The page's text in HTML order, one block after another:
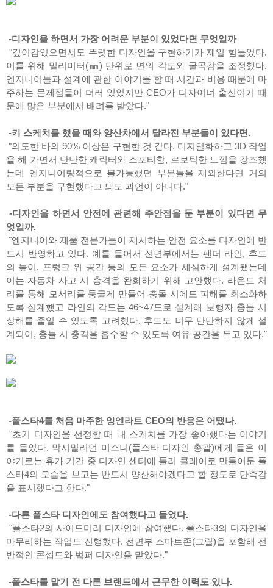
-디자인을 하면서 가장 어려운 부분이 있었다면 무엇일까
"깊이감있으면서도 뚜렷한 디자인을 구현하기가 제일 힘들었다.
이를 위해 밀리미터(㎜) 단위로 면의 각도와 굴곡감을 조정했다.
엔지니어들과 설계에 관한 이야기를 할 때 시간과 비용 때문에 마
주하는 문제점들이 더러 있었지만 CEO가 디자이너 출신이기 때
문에 많은 부분에서 배려를 받았다."
-키 스케치를 했을 때와 양산차에서 달라진 부분들이 있다면.
"의도한 바의 90% 이상은 구현한 것 같다. 디지털화하고 3D 작업
을 해 가면서 단단한 캐릭터와 스포티함, 로보틱한 느낌을 강조했
는데 엔지니어링적으로 불가능했던 부분들을 제외한다면 거의
모든 부분을 구현했다고 봐도 과언이 아니다."
-디자인을 하면서 안전에 관련해 주안점을 둔 부분이 있다면 무
엇일까.
"엔지니어와 제품 전문가들이 제시하는 안전 요소를 디자인에 반
드시 반영하고 있다. 예를 들어서 전면부에서는 펜더 라인, 후드
의 높이, 프렁크 위 공간 등의 모든 요소가 세심하게 설계됐는데
이는 자동차 사고 시 충격을 완화하기 위해 고안했다. 라운드 처
리를 통해 모서리를 둥글게 만들어 충돌 시에도 피해를 최소화하
도록 설계했고 라인의 각도는 46~47도로 설계해 보행자 충돌 시
상해를 줄일 수 있도록 고려했다. 후드도 너무 단단하지 않게 설
계되어, 충돌 시 충격을 흡수할 수 있도록 여유 공간을 두고 있다."
-폴스타4를 처음 마주한 잉엔라트 CEO의 반응은 어땠나.
"초기 디자인을 선정할 때 내 스케치를 가장 좋아했다는 이야기
를 들었다. 막시밀리언 미소니(폴스타 디자인 총괄)에게 들은 이
야기로는 휴가 기간 중 디자인 센터에 들러 클레이로 만들어둔 폴
스타4의 모습을 보고는 반드시 양산해야겠다고 할 정도로 만족감
을 표시했다고 한다."
-다른 폴스타 디자인에도 참여했다고 들었다.
"폴스타2의 사이드미러 디자인에 참여했다. 폴스타3의 디자인을
마무리하는 작업도 진행했다. 전면부 스마트존(그릴)을 포함해 전
반적인 콘셉트와 범퍼 디자인을 맡았다."
-폴스타를 맡기 전 다른 브랜드에서 근무한 이력도 있나.